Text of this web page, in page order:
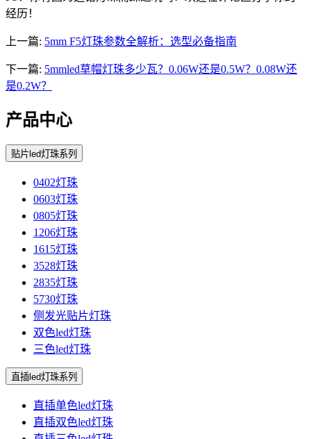
经历！
上一篇: 5mm F5灯珠参数全解析：选型必备指南
下一篇: 5mmled草帽灯珠多少瓦？0.06W还是0.5W？0.08W还
是0.2W？
产品中心
贴片led灯珠系列
0402灯珠
0603灯珠
0805灯珠
1206灯珠
1615灯珠
3528灯珠
2835灯珠
5730灯珠
侧发光贴片灯珠
双色led灯珠
三色led灯珠
直插led灯珠系列
直插单色led灯珠
直插双色led灯珠